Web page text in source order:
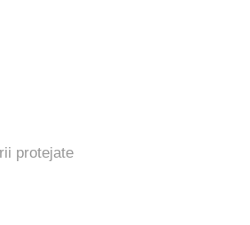
protejate